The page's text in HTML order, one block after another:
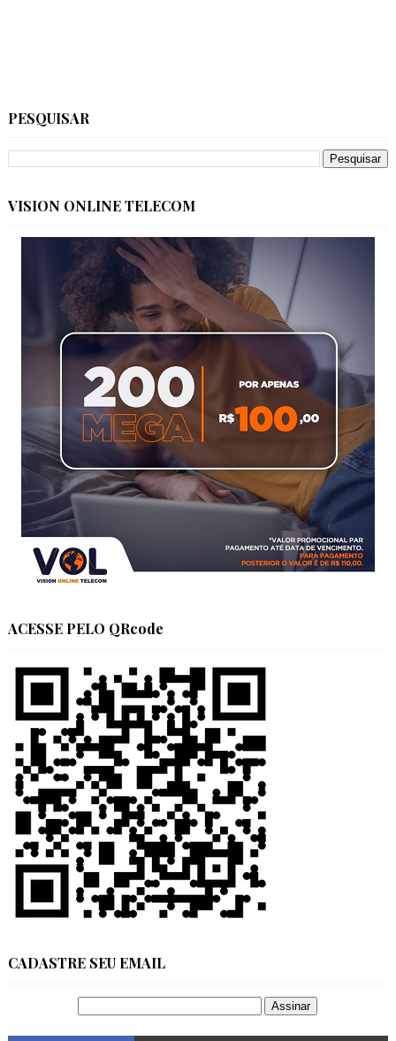
PESQUISAR
VISION ONLINE TELECOM
ACESSE PELO QRcode
CADASTRE SEU EMAIL